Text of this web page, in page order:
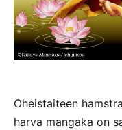
Oheistaiteen
harva mangaka on